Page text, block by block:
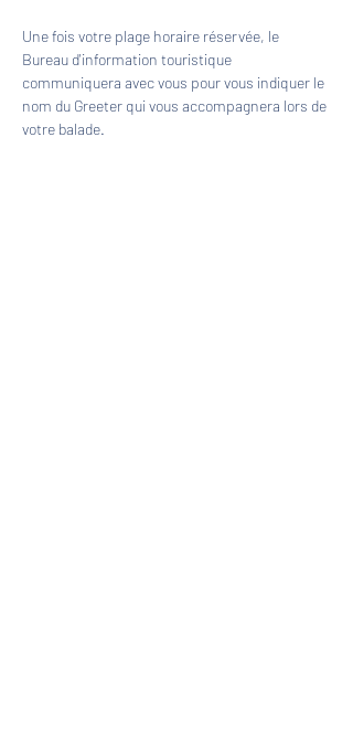
Une fois votre plage horaire réservée, le
Bureau d'information touristique
communiquera avec vous pour vous indiquer le
nom du Greeter qui vous accompagnera lors de
votre balade.